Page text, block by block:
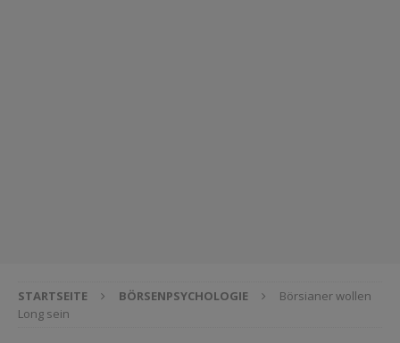
STARTSEITE BÖRSENPSYCHOLOGIE
Börsianer wollen
Long sein